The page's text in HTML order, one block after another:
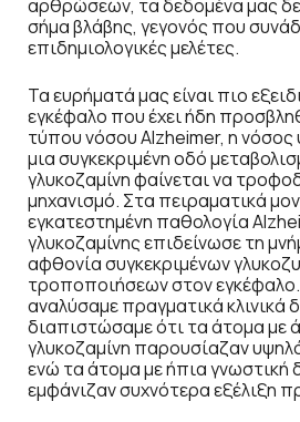
αρθρώσεων, τα δεδομένα μας
σήμα βλάβης, γεγονός που
επιδημιολογικές μελέτες.
Τα ευρήματά μας είναι πιο
εγκέφαλο που έχει ήδη
τύπου νόσου Alzheimer, η νόσος
μια συγκεκριμένη οδό
γλυκοζαμίνη φαίνεται να
μηχανισμό. Στα πειραματικά
εγκατεστημένη παθολογία
γλυκοζαμίνης επιδείνωσε τη
αφθονία συγκεκριμένων
τροποποιήσεων στον
αναλύσαμε πραγματικά κλινικά
διαπιστώσαμε ότι τα άτομα με
γλυκοζαμίνη παρουσίαζαν
ενώ τα άτομα με ήπια γνωστική
εμφάνιζαν συχνότερα εξέλιξη